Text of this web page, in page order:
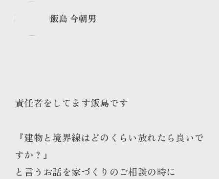
飯島 今朝男
責任者をしてます飯島です
『建物と境界線はどのくらい放れたら良いで
すか？』
と言うお話を家づくりのご相談の時に